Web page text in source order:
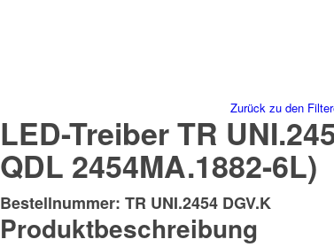
Zurück zu den
LED-Treiber TR
QDL 2454MA.1882-6L)
Bestellnummer: TR UNI.2454 DGV.K
Produktbeschreibung